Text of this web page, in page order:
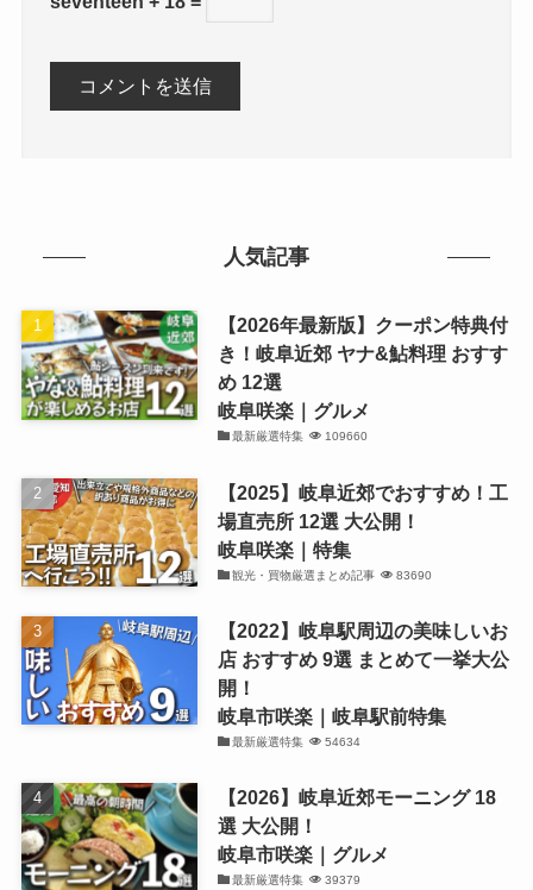
人気記事
【2026年最新版】クーポン特典付
き！岐阜近郊 ヤナ&鮎料理 おすす
め 12選
岐阜咲楽｜グルメ
最新厳選特集 109660
【2025】岐阜近郊でおすすめ！工
場直売所 12選 大公開！
岐阜咲楽｜特集
観光・買物厳選まとめ記事 83690
【2022】岐阜駅周辺の美味しいお
店 おすすめ 9選 まとめて一挙大公
開！
岐阜市咲楽｜岐阜駅前特集
最新厳選特集 54634
【2026】岐阜近郊モーニング 18
選 大公開！
岐阜市咲楽｜グルメ
最新厳選特集 39379